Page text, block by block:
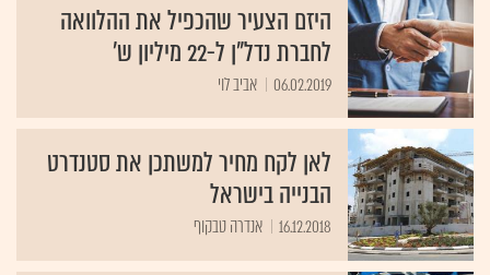
היזם הצעיר שהכפיל את ההלוואה
לחברת נדל"ן ל-22 מיליון ש'
06.02.2019 אביב לוי
לאן לקח מחיר למשתכן את סטנדרט
הבנייה בישראל
16.12.2018 אנדרה טבקוף